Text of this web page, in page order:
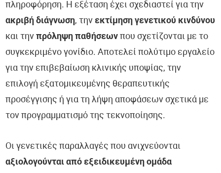
πληροφόρηση. Η εξέταση έχει σχεδιαστεί για την
ακριβή διάγνωση, τηνεκτίμηση γενετικού κινδύνου
και τηνπρόληψη παθήσεων που σχετίζονται με το
συγκεκριμένο γονίδιο. Αποτελεί πολύτιμο εργαλείο
για την επιβεβαίωση κλινικής υποψίας, την
επιλογή εξατομικευμένης θεραπευτικής
προσέγγισης ή για τη λήψη αποφάσεων σχετικά με
τον προγραμματισμό της τεκνοποίησης.
Οι γενετικές παραλλαγές που ανιχνεύονται
αξιολογούνται από εξειδικευμένη ομάδα